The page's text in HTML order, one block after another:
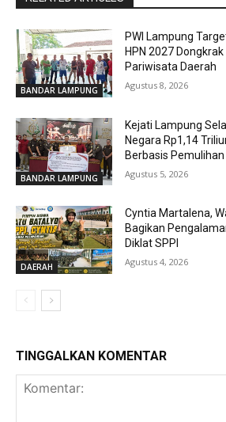
BANDAR LAMPUNG
PWI Lampung
HPN 2027
Pariwisata Daerah
Agustus 8, 2026
BANDAR LAMPUNG
Kejati Lampung
Negara Rp1,14
Berbasis
Agustus 5, 2026
DAERAH
Cyntia Martalena,
Bagikan
Diklat SPPI
Agustus 4, 2026
TINGGALKAN KOMENTAR